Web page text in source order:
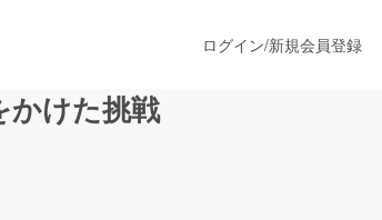
ログイン/新規会員登録
かけた挑戦